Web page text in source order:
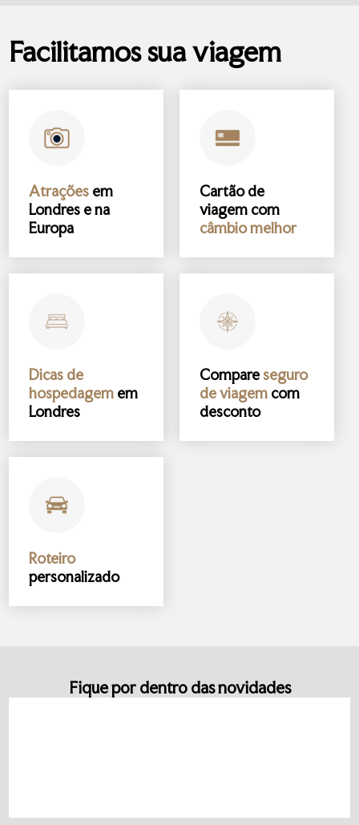
Facilitamos sua viagem
Atrações em
Londres e na
Europa
Cartão de
viagem com
câmbio melhor
Dicas de
hospedagem em
Londres
Compareseguro
de viagem com
desconto
Roteiro
personalizado
Fique por dentro das novidades